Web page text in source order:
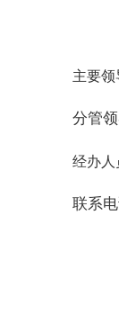
主要领
分管
经办人
联系电